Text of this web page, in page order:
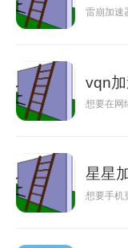
雷崩加速
vqn
想要在网
星星
想要手机